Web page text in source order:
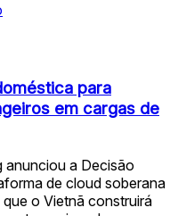
para
em cargas de
anunciou a Decisão
de cloud soberana
o Vietnã construirá